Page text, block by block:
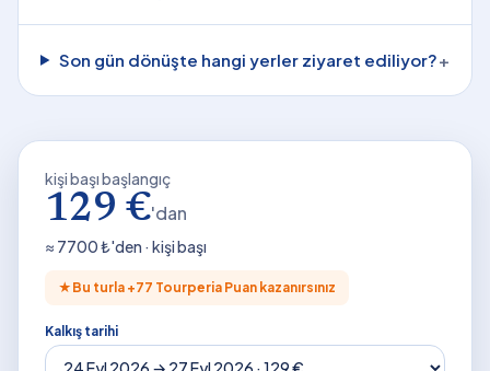
Son gün dönüşte hangi yerler ziyaret ediliyor?+
kişi başı başlangıç
129 €'dan
≈ 7700₺'den · kişi başı
★ Bu turla +77 Tourperia Puan kazanırsınız
Kalkış tarihi